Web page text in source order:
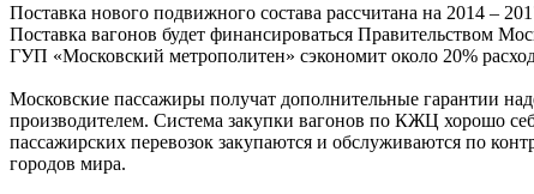
Поставка нового подвижного состава рассчитана на 2014 –
Поставка вагонов будет финансироваться Правительством
ГУП «Московский метрополитен» сэкономит около 20%
Московские пассажиры получат дополнительные гарантии
производителем. Система закупки вагонов по КЖЦ хорошо
пассажирских перевозок закупаются и обслуживаются по
городов мира.